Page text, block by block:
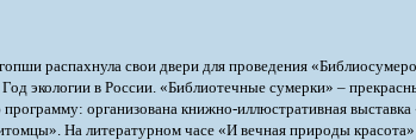
распахнула свои двери для проведения
экологии в России. «Библиотечные сумерки» –
организована книжно-иллюстративная
На литературном часе «И вечная природы